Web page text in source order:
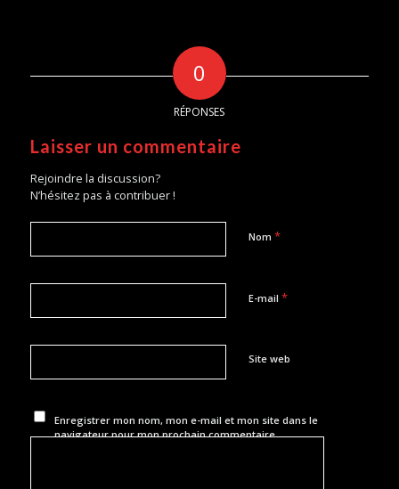
0
RÉPONSES
Laisser un commentaire
Rejoindre la discussion?
N’hésitez pas à contribuer !
Nom *
E-mail *
Site web
Enregistrer mon nom, mon e-mail et mon site dans le
navigateur pour mon prochain commentaire.